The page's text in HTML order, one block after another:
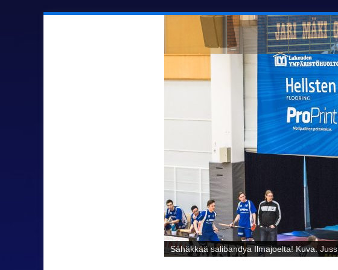
Sähäkkää salibandya Ilmajoelta! Kuva: